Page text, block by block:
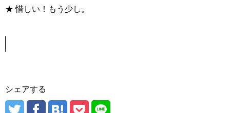
★ 惜しい！もう少し。
シェアする